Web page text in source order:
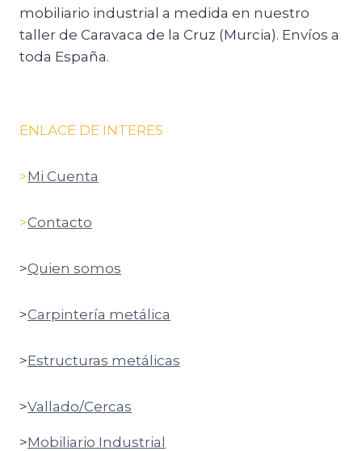
mobiliario industrial a medida en nuestro
taller de Caravaca de la Cruz (Murcia). Envíos a
toda España.
ENLACE DE INTERES
>Mi Cuenta
>Contacto
>Quien somos
>Carpintería metálica
>Estructuras metálicas
>Vallado/Cercas
>Mobiliario Industrial